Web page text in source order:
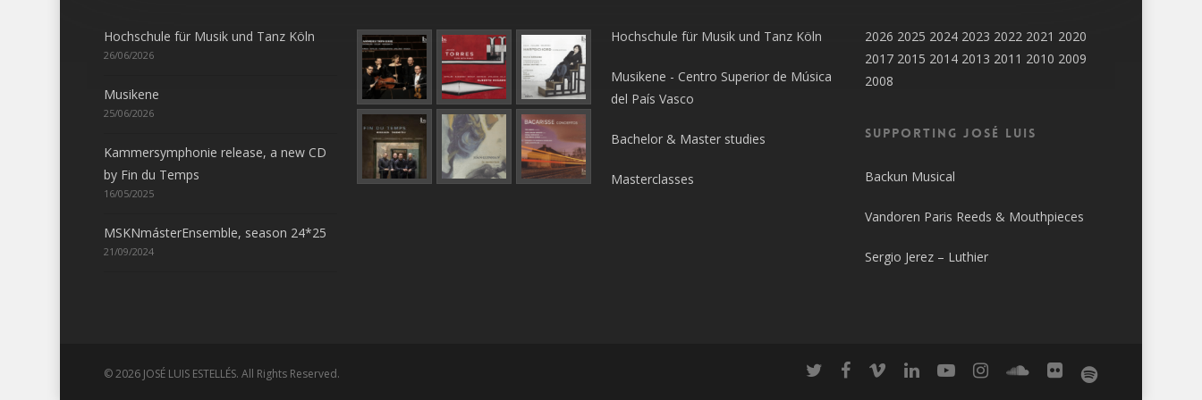
Hochschule für Musik und Tanz Köln
26/06/2026
Musikene
25/06/2026
Kammersymphonie release, a new CD
by Fin du Temps
16/05/2025
MSKNmásterEnsemble, season 24*25
21/09/2024
Hochschule für Musik und Tanz Köln
Musikene - Centro Superior de Música
del País Vasco
Bachelor & Master studies
Masterclasses
2026 2025 2024 2023 2022 2021 2020
2017 2015 2014 2013 2011 2010 2009
2008
SUPPORTING JOSÉ LUIS
Backun Musical
Vandoren Paris Reeds & Mouthpieces
Sergio Jerez – Luthier
© 2026 JOSÉ LUIS ESTELLÉS. All Rights Reserved.